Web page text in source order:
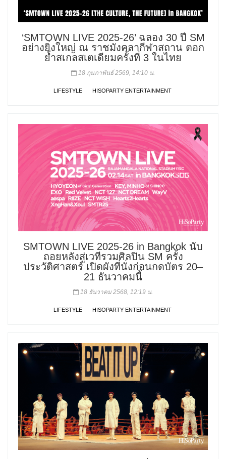
‘SMTOWN LIVE 2025-26’ ฉลอง 30 ปี SM
อย่างยิ่งใหญ่ ณ ราชมังคลากีฬาสถาน ตอก
ย้ำสเกลสเตเดียมครั้งที่ 3 ในไทย
18 กุมภาพันธ์ 2569, 14:10 น.
LIFESTYLE HISOPARTY ENTERTAINMENT
SMTOWN LIVE 2025-26 in Bangkok นับ
ถอยหลังสู่เวทีรวมศิลปิน SM ครั้ง
ประวัติศาสตร์ เปิดผังที่นั่งก่อนกดบัตร 20–
21 ธันวาคมนี้
18 ธันวาคม 2568, 12:19 น.
LIFESTYLE HISOPARTY ENTERTAINMENT